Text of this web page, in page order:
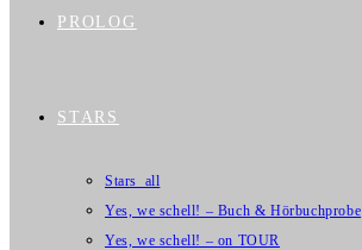
PROLOG
STARS
Stars_all
Yes, we schell! – Buch & Hörbuchprobe
Yes, we schell! – on TOUR